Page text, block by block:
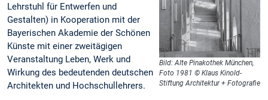
Bild: Alte Pinakothek München,
Foto 1981 © Klaus Kinold-
Stiftung Architektur + Fotografie
Lehrstuhl für Entwerfen und
Gestalten) in Kooperation mit der
Bayerischen Akademie der Schönen
Künste mit einer zweitägigen
Veranstaltung Leben, Werk und
Wirkung des bedeutenden deutschen
Architekten und Hochschullehrers.